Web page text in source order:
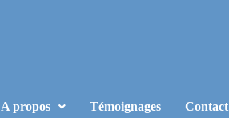
A propos Témoignages Contact